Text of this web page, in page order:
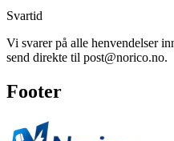
Svartid
Vi svarer på alle henvendelser
send direkte til post@norico.no.
Footer